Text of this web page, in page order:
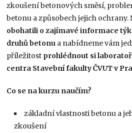
zkoušení betonových směsí,
betonu a způsobech jejich ochrany.
obohatili o zajímavé informace
druhů betonu a nabídneme vám
příležitost prohlédnout si
centra Stavební fakulty ČVUT v
Co se na kurzu naučím?
základní vlastnosti betonu a
zkoušení